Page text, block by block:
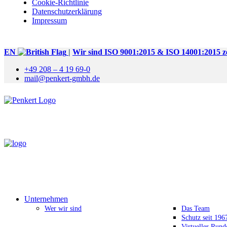
Cookie-Richtlinie
Datenschutzerklärung
Impressum
EN | Wir sind ISO 9001:2015 & ISO 14001:2015
+49 208 – 4 19 69-0
mail@penkert-gmbh.de
Unternehmen
Wer wir sind
Das Team
Schutz seit